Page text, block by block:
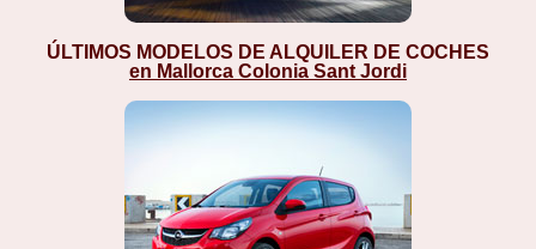
ÚLTIMOS MODELOS DE ALQUILER DE COCHES
en Mallorca Colonia Sant Jordi